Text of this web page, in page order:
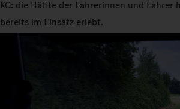
KG: die Hälfte der Fahrerinnen und Fahrer
bereits im Einsatz erlebt.